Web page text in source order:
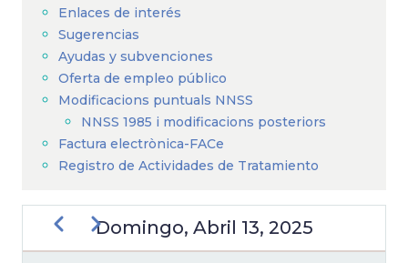
navegación
Enlaces de interés
Sugerencias
Ayudas y subvenciones
Oferta de empleo público
Modificacions puntuals NNSS
NNSS 1985 i modificacions posteriors
Factura electrònica-FACe
Registro de Actividades de Tratamiento
Domingo, Abril 13, 2025
AnteriorSiguiente